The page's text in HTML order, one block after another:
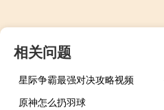
相关问题
星际争霸最强对决攻略视频
原神怎么扔羽球